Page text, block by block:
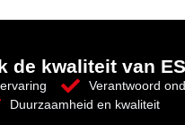
de kwaliteit van
Verantwoord
Duurzaamheid en kwaliteit